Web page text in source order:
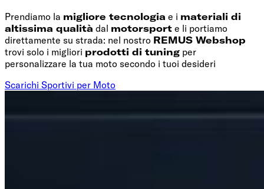
Prendiamo la migliore tecnologia e i materiali di
altissima qualità dal motorsport e li portiamo
direttamente su strada: nel nostro REMUS Webshop
trovi solo i migliori prodotti di tuning per
personalizzare la tua moto secondo i tuoi desideri
Scarichi Sportivi per Moto